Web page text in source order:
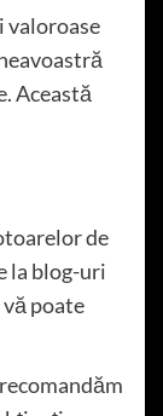
valoroase
Această
de
la blog-uri
poate